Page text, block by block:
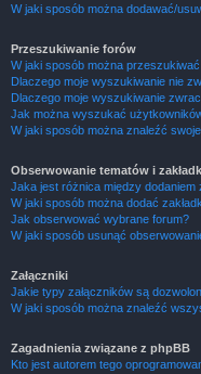
W jaki sposób można dodawać/
Przeszukiwanie forów
W jaki sposób można
Dlaczego moje wyszukiwanie nie
Dlaczego moje wyszukiwanie
Jak można wyszukać
W jaki sposób można znaleźć
Obserwowanie tematów i
Jaka jest różnica między dodaniem
W jaki sposób można dodać
Jak obserwować wybrane forum?
W jaki sposób usunąć
Załączniki
Jakie typy załączników są
W jaki sposób można znaleźć
Zagadnienia związane z phpBB
Kto jest autorem tego